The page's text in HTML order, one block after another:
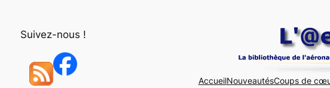
Suivez-nous !
AccueilNouveautésCoups de